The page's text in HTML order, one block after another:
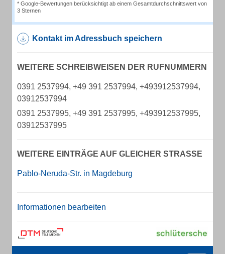
* Google-Bewertungen berücksichtigt ab einem Gesamtdurchschnittswert von
3 Sternen
Kontakt im Adressbuch speichern
WEITERE SCHREIBWEISEN DER RUFNUMMERN
0391 2537994, +49 391 2537994, +493912537994,
03912537994
0391 2537995, +49 391 2537995, +493912537995,
03912537995
WEITERE EINTRÄGE AUF GLEICHER STRASSE
Pablo-Neruda-Str. in Magdeburg
Informationen bearbeiten